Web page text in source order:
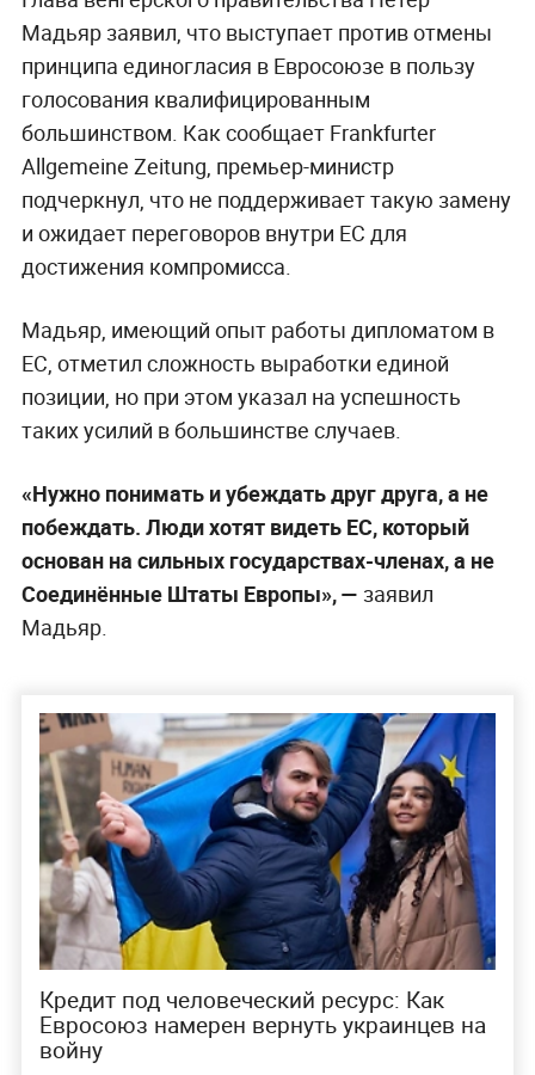
Мадьяр заявил, что выступает против отмены
принципа единогласия в Евросоюзе в пользу
голосования квалифицированным
большинством. Как сообщает Frankfurter
Allgemeine Zeitung, премьер-министр
подчеркнул, что не поддерживает такую замену
и ожидает переговоров внутри ЕС для
достижения компромисса.
Мадьяр, имеющий опыт работы дипломатом в
ЕС, отметил сложность выработки единой
позиции, но при этом указал на успешность
таких усилий в большинстве случаев.
«Нужно понимать и убеждать друг друга, а не
побеждать. Люди хотят видеть ЕС, который
основан на сильных государствах-членах, а не
Соединённые Штаты Европы», — заявил
Мадьяр.
Кредит под человеческий ресурс: Как
Евросоюз намерен вернуть украинцев на
войну